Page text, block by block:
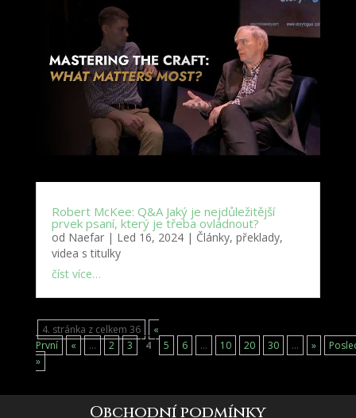
Robert McKee: Q&A Jaký je nejdůležitější
prvek psaní, který je třeba ovládnout?
od Naefar| Led 16, 2024| Články, překlady,
videa s titulky
číst více…
4. stránka z celkem 36
«
První
« ... 2 3 4 5 6 ... 10 20 30 ... »
»
Obchodní podmínky